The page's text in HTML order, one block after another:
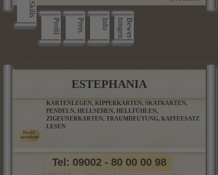
Skills
Profil
Preis Info B
e
w
e
r
­
t
u
n
g
e
n
ESTEPHANIA
KARTENLEGEN, KIPPERKARTEN, SKATKARTEN,
PENDELN, HELLSEHEN, HELLFÜHLEN,
ZIGEUNERKARTEN, TRAUMDEUTUNG, KAFFEESATZ
LESEN
Tel: 09002 - 80 00 00 98